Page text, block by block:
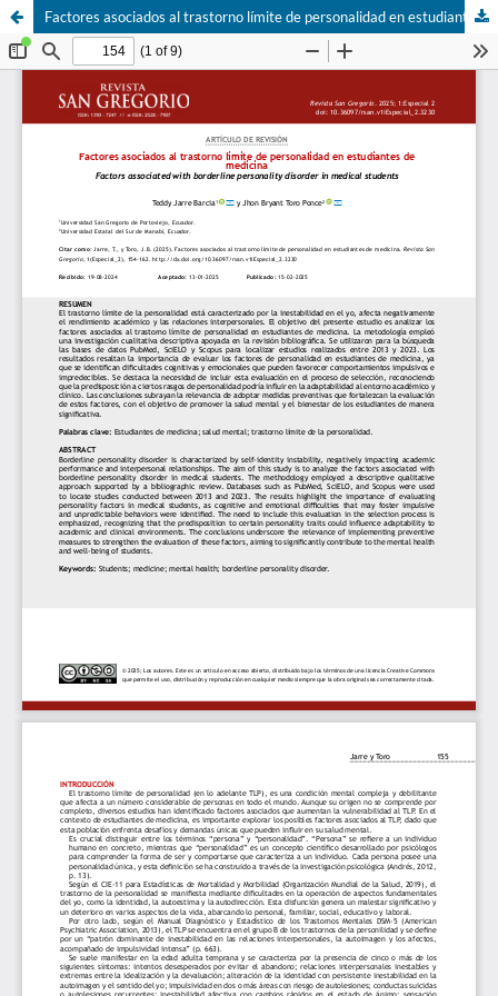
Factores asociados al trastorno límite de personalidad en estudiantes de medicina